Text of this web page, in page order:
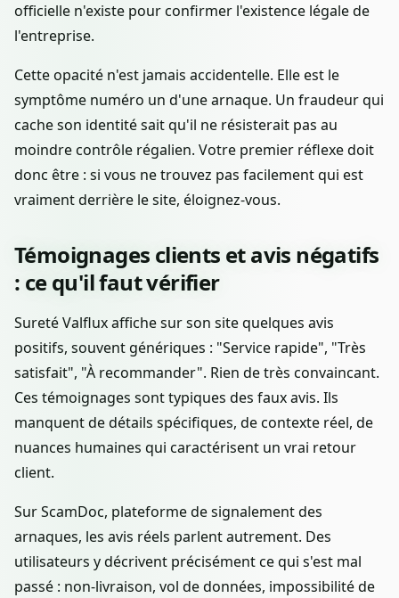
officielle n'existe pour confirmer l'existence légale de
l'entreprise.
Cette opacité n'est jamais accidentelle. Elle est le
symptôme numéro un d'une arnaque. Un fraudeur qui
cache son identité sait qu'il ne résisterait pas au
moindre contrôle régalien. Votre premier réflexe doit
donc être : si vous ne trouvez pas facilement qui est
vraiment derrière le site, éloignez-vous.
Témoignages clients et avis négatifs
: ce qu'il faut vérifier
Sureté Valflux affiche sur son site quelques avis
positifs, souvent génériques : "Service rapide", "Très
satisfait", "À recommander". Rien de très convaincant.
Ces témoignages sont typiques des faux avis. Ils
manquent de détails spécifiques, de contexte réel, de
nuances humaines qui caractérisent un vrai retour
client.
Sur ScamDoc, plateforme de signalement des
arnaques, les avis réels parlent autrement. Des
utilisateurs y décrivent précisément ce qui s'est mal
passé : non-livraison, vol de données, impossibilité de